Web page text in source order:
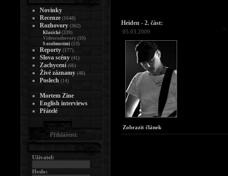
Heiden - 2. část:
05.03.2009
Zobrazit článek
Novinky
Recenze (1648)
Rozhovory (362)
Klasické (339)
Videorozhovory (10)
S osobnostmi (13)
Reporty (177)
Slova scény (41)
Zachycení (66)
Živé záznamy (48)
Poslech (14)
Mortem Zine
English interviews
Přátelé
Přihlášení:
Uživatel:
Heslo: